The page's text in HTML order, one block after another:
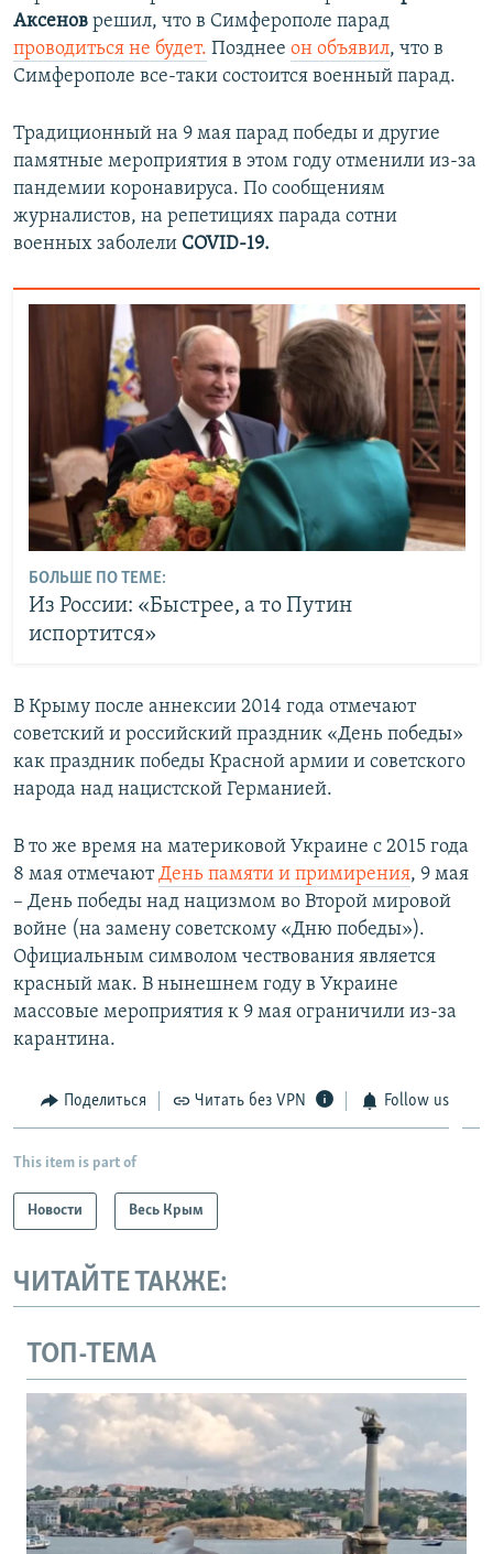
Аксенов решил, что в Симферополе парад
проводиться не будет. Позднее он объявил, что в
Симферополе все-таки состоится военный парад.
Традиционный на 9 мая парад победы и другие
памятные мероприятия в этом году отменили из-за
пандемии коронавируса. По сообщениям
журналистов, на репетициях парада сотни
военных заболели COVID-19.
БОЛЬШЕ ПО ТЕМЕ:
Из России: «Быстрее, а то Путин
испортится»
В Крыму после аннексии 2014 года отмечают
советский и российский праздник «День победы»
как праздник победы Красной армии и советского
народа над нацистской Германией.
В то же время на материковой Украине с 2015 года
8 мая отмечаютДень памяти и примирения, 9 мая
– День победы над нацизмом во Второй мировой
войне (на замену советскому «Дню победы»).
Официальным символом чествования является
красный мак. В нынешнем году в Украине
массовые мероприятия к 9 мая ограничили из-за
карантина.
Поделиться Читать без VPN Follow us
This item is part of
Новости Весь Крым
ЧИТАЙТЕ ТАКЖЕ:
ТОП-ТЕМА